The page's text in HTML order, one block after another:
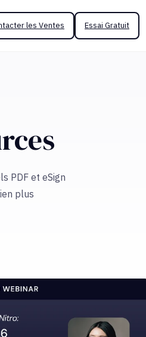
les Ventes Essai Gratuit
PDF et eSign
plus